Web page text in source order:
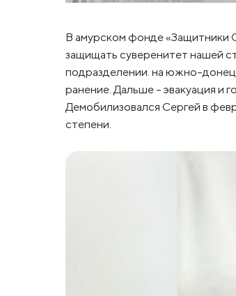
В амурском фонде «Защитники
защищать суверенитет нашей
подразделении. на южно-
ранение. Дальше – эвакуация и
Демобилизовался Сергей в
степени.